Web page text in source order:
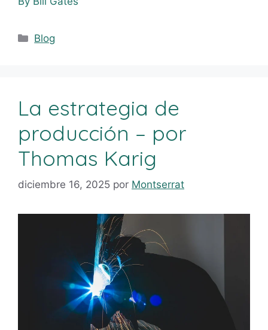
Blog
La estrategia de
producción – por
Thomas Karig
diciembre 16, 2025 por Montserrat